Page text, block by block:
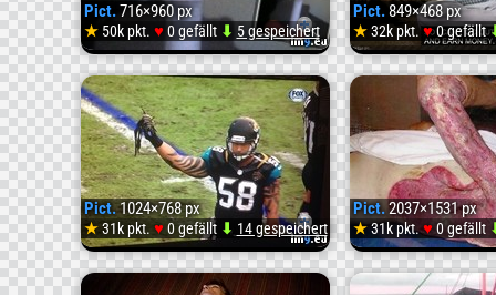
Pict.
[Wtf]
Dude
on
Pict.716×960 px
★50k pkt. ♥0 gefällt ⬇ 5 gespeichert
Pict.849×468 px
★32k pkt.♥0 gefällt
Pict.
Pict.1024×768 px
★31k pkt. ♥ 0 gefällt ⬇ 14 gespeichert
Pict.2037×1531 px
★31k pkt.♥ 0 gefällt